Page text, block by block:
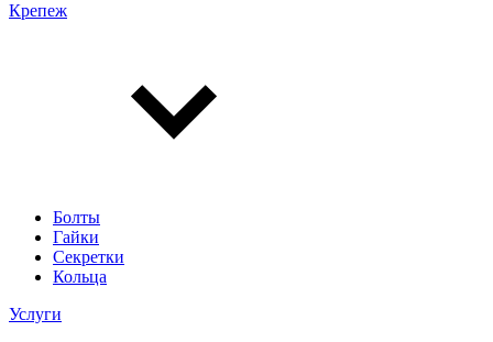
Крепеж
Болты
Гайки
Секретки
Кольца
Услуги